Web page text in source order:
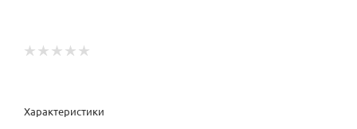
Характеристики